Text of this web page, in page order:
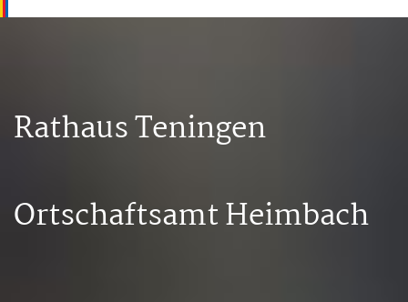
Rathaus Teningen
Ortschaftsamt Heimbach